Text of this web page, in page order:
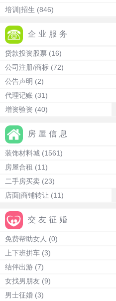
培训|招生 (846)
企业服务
贷款投资股票 (16)
公司注册/商标 (72)
公告声明 (2)
代理记账 (31)
增资验资 (40)
房屋信息
装饰材料城 (1561)
房屋合租 (11)
二手房买卖 (23)
店面|商铺转让 (11)
交友征婚
免费帮助女人 (0)
上下班拼车 (3)
结伴出游 (7)
女找男朋友 (9)
男士征婚 (3)